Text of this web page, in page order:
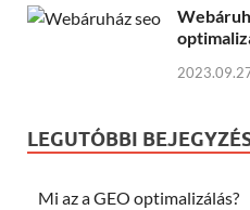
LEGUTÓBBI
Mi az a GEO optimalizálás?